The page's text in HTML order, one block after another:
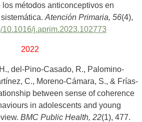
métodos anticonceptivos en
Atención Primaria, 56(4),
10.1016/j.aprim.2023.102773
2022
del-Pino-Casado, R., Palomino-
C., Moreno-Cámara, S., & Frías-
between sense of coherence
in adolescents and young
BMC Public Health, 22(1), 477.